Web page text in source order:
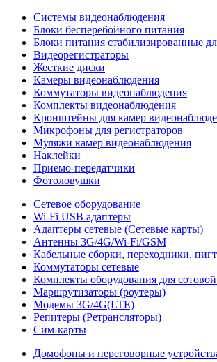
Системы видеонаблюдения
Блоки бесперебойного питания
Блоки питания стабилизированные
Видеорегистраторы
Жесткие диски
Камеры видеонаблюдения
Коммутаторы видеонаблюдения
Комплекты видеонаблюдения
Кронштейны для камер
Микрофоны для регистраторов
Муляжи камер видеонаблюдения
Наклейки
Приемо-передатчики
Фотоловушки
Сетевое оборудование
Wi-Fi USB адаптеры
Адаптеры сетевые (Сетевые карты)
Антенны 3G/4G/Wi-Fi/GSM
Кабельные сборки, переходники,
Коммутаторы сетевые
Комплекты оборудования для сотовой
Маршрутизаторы (роутеры)
Модемы 3G/4G(LTE)
Репитеры (Ретрансляторы)
Сим-карты
Домофоны и переговорные